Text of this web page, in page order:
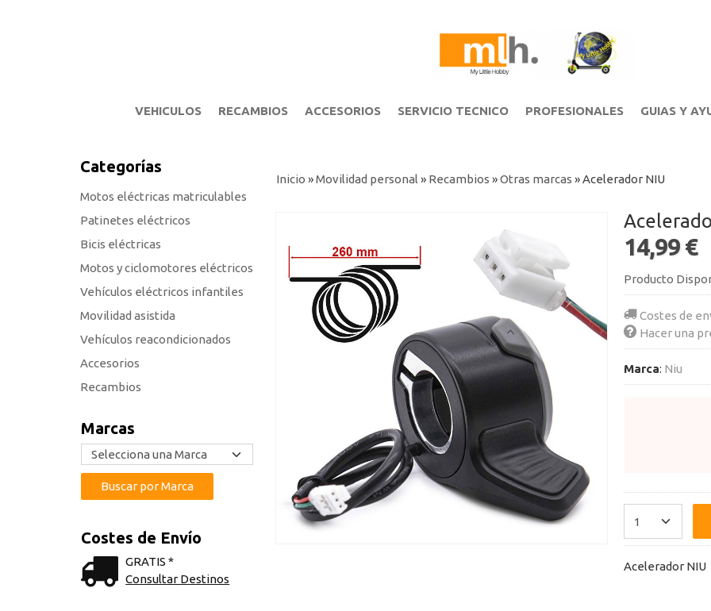
VEHICULOS RECAMBIOS ACCESORIOS SERVICIO TECNICO PROFESIONALES GUIAS Y
Categorías
Motos eléctricas matriculables
Patinetes eléctricos
Bicis eléctricas
Motos y ciclomotores eléctricos
Vehículos eléctricos infantiles
Movilidad asistida
Vehículos reacondicionados
Accesorios
Recambios
Marcas
Costes de Envío
GRATIS *
Consultar Destinos
Inicio »Movilidad personal » Recambios »Otras marcas »Acelerador NIU
14,99 €
Producto
Costes de
Hacer una
Marca: Niu
Acelerador NIU